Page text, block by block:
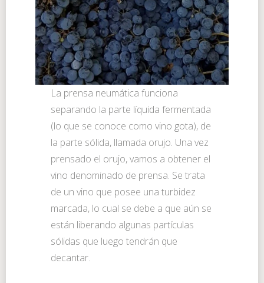
La prensa neumática funciona
separando la parte líquida fermentada
(lo que se conoce como vino gota), de
la parte sólida, llamada orujo. Una vez
prensado el orujo, vamos a obtener el
vino denominado de prensa. Se trata
de un vino que posee una turbidez
marcada, lo cual se debe a que aún se
están liberando algunas partículas
sólidas que luego tendrán que
decantar.